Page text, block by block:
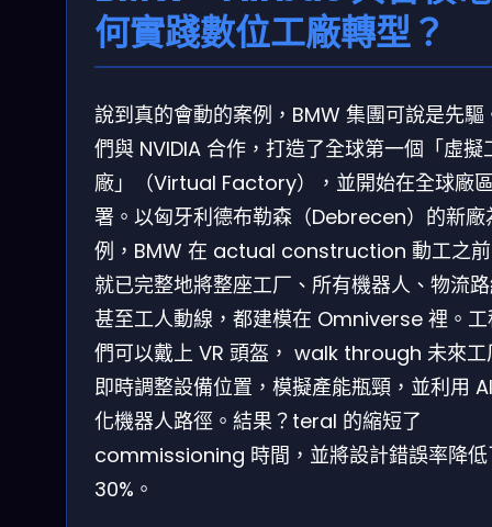
何實踐數位工廠轉型？
說到真的會動的案例，BMW 集團可說是先驅
們與 NVIDIA 合作，打造了全球第一個「虛擬
廠」（Virtual Factory），並開始在全球廠
署。以匈牙利德布勒森（Debrecen）的新廠
例，BMW 在 actual construction 動工之
就已完整地將整座工厂、所有機器人、物流
甚至工人動線，都建模在 Omniverse 裡。
們可以戴上 VR 頭盔， walk through 未來工
即時調整設備位置，模擬產能瓶頸，並利用
化機器人路徑。結果？teral 的縮短了
commissioning 時間，並將設計錯誤率降低
30%。